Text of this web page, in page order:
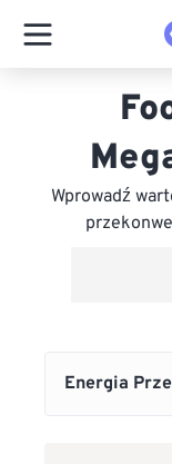
Wprowadź